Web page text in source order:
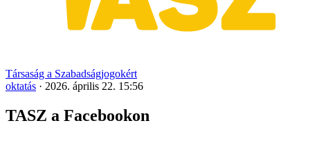
Társaság a Szabadságjogokért
oktatás · 2026. április 22. 15:56
TASZ a Facebookon